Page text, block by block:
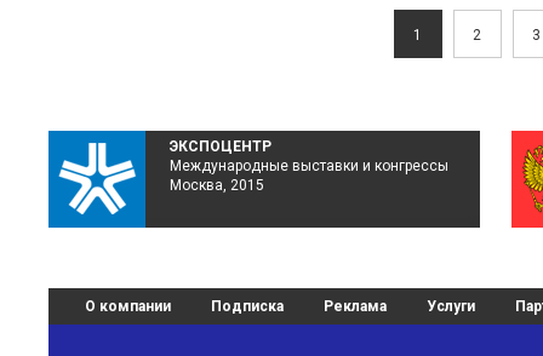
1 2 3
ЭКСПОЦЕНТР
Международные выставки и конгрессы
Москва, 2015
О компании Подписка Реклама Услуги